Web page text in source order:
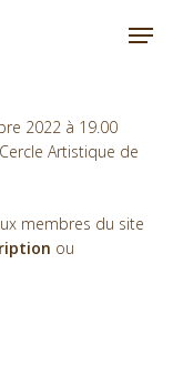
Menu
2022 à 19.00
Artistique de
membres du site
ou